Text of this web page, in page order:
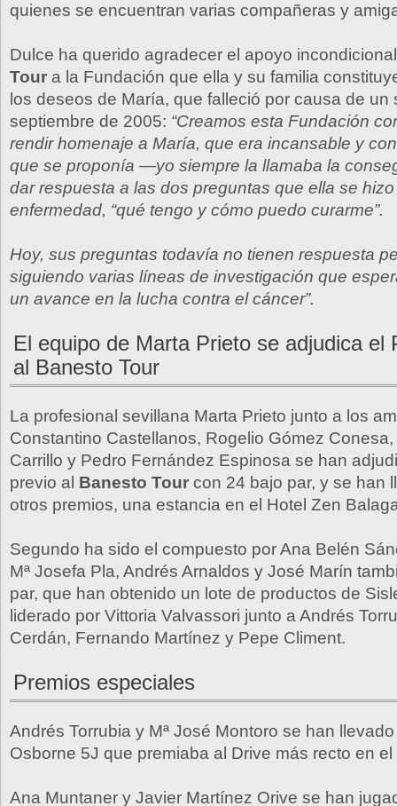
quienes se encuentran varias compañeras y
Dulce ha querido agradecer el apoyo
Tour a la Fundación que ella y su familia
los deseos de María, que falleció por causa de un
septiembre de 2005: “Creamos esta Fundación
rendir homenaje a María, que era incansable y
que se proponía —yo siempre la llamaba la
dar respuesta a las dos preguntas que ella se
enfermedad, “qué tengo y cómo puedo curarme”.
Hoy, sus preguntas todavía no tienen respuesta
siguiendo varias líneas de investigación que
un avance en la lucha contra el cáncer”.
El equipo de Marta Prieto se adjudica el
al Banesto Tour
La profesional sevillana Marta Prieto junto a los
Constantino Castellanos, Rogelio Gómez
Carrillo y Pedro Fernández Espinosa se han
previo al Banesto Tour con 24 bajo par, y se han
otros premios, una estancia en el Hotel Zen
Segundo ha sido el compuesto por Ana Belén
Mª Josefa Pla, Andrés Arnaldos y José Marín
par, que han obtenido un lote de productos de
liderado por Vittoria Valvassori junto a Andrés
Cerdán, Fernando Martínez y Pepe Climent.
Premios especiales
Andrés Torrubia y Mª José Montoro se han
Osborne 5J que premiaba al Drive más recto en el
Ana Muntaner y Javier Martínez Orive se han